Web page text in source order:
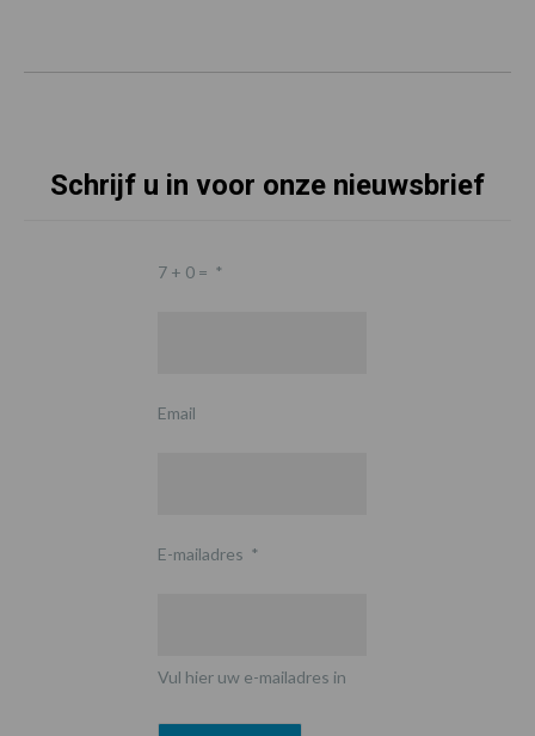
Schrijf u in voor onze nieuwsbrief
7 + 0 = *
Email
E-mailadres *
Vul hier uw e-mailadres in